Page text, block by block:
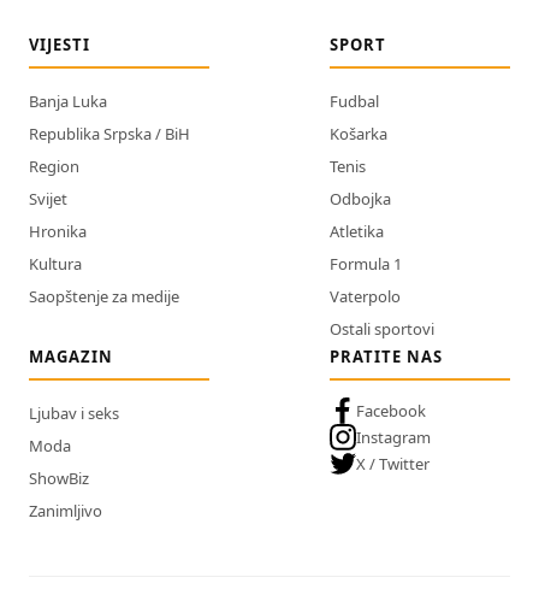
VIJESTI
Banja Luka
Republika Srpska / BiH
Region
Svijet
Hronika
Kultura
Saopštenje za medije
SPORT
Fudbal
Košarka
Tenis
Odbojka
Atletika
Formula 1
Vaterpolo
Ostali sportovi
MAGAZIN
Ljubav i seks
Moda
ShowBiz
Zanimljivo
PRATITE NAS
Facebook
Instagram
X / Twitter